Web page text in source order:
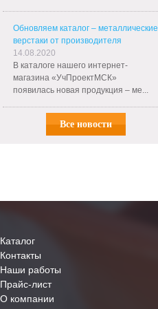
Обновляем каталог – металлические
верстаки от производителя
14.08.2020
В каталоге нашего интернет-
магазина «УчПроектМСК»
появилась новая продукция – ме...
Все новости
Каталог
Контакты
Наши работы
Прайс-лист
О компании